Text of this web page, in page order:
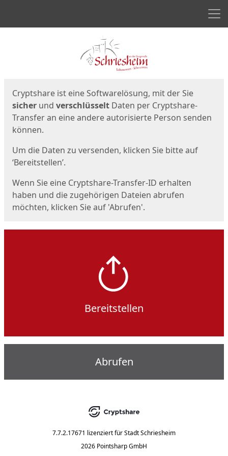
Cryptshare ist eine Softwarelösung, mit der Sie
sicher und verschlüsselt Daten per Cryptshare-
Transfer an eine andere autorisierte Person senden
können.
Um die Daten zu versenden, klicken Sie bitte auf
‘Bereitstellen’.
Wenn Sie eine Cryptshare-Transfer-ID erhalten
haben und die zugehörigen Dateien abrufen
möchten, klicken Sie auf 'Abrufen'.
Bereitstellen
Abrufen
7.7.2.17671 lizenziert fürStadt Schriesheim
2026 Pointsharp GmbH